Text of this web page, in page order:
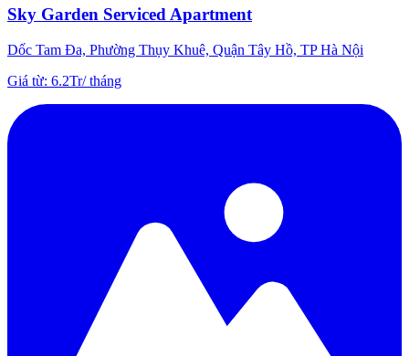
Sky Garden Serviced Apartment
Dốc Tam Đa, Phường Thụy Khuê, Quận Tây Hồ, TP Hà Nội
Giá từ: 6.2Tr/tháng